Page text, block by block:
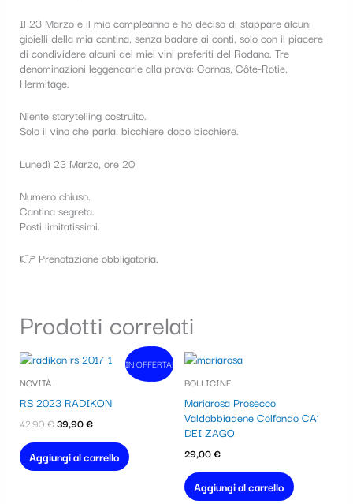
Il 23 Marzo è il mio compleanno e ho deciso di stappare alcuni
gioielli della mia cantina, senza badare ai conti, solo con il piacere
di condividere alcuni dei miei vini preferiti del Rodano. Tre
denominazioni leggendarie alla prova: Cornas, Côte-Rotie,
Hermitage.
Niente storytelling costruito.
Solo il vino che parla, bicchiere dopo bicchiere.
Lunedì 23 Marzo, ore 20
Numero chiuso.
Cantina segreta.
Posti limitatissimi.
👉 Prenotazione obbligatoria.
Prodotti correlati
In vendita!
IN OFFERTA!
NOVITÀ
RS 2023 RADIKON
42,90€
Il
era:
39,90€
Il
è:
Aggiungi al carrello
BOLLICINE
Mariarosa Prosecco
Valdobbiadene Colfondo CA’
DEI ZAGO
29,00€
Aggiungi al carrello